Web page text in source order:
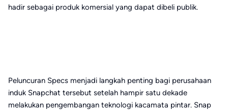
hadir sebagai produk komersial yang dapat dibeli publik.
Peluncuran Specs menjadi langkah penting bagi perusahaan
induk Snapchat tersebut setelah hampir satu dekade
melakukan pengembangan teknologi kacamata pintar. Snap